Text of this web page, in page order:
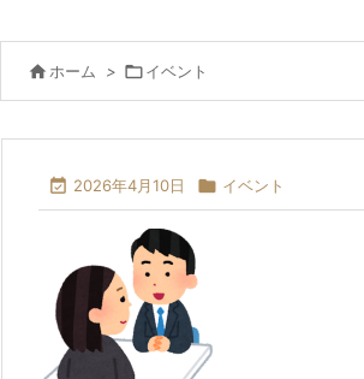
ホーム > イベント
 2026年4月10日  イベント